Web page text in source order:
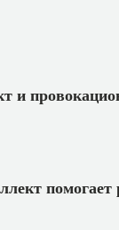
и
помогает